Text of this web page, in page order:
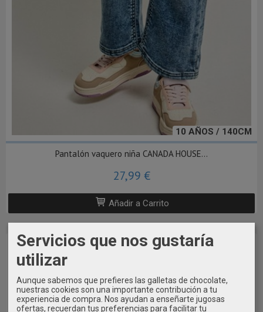
10 AÑOS / 140CM
Pantalón vaquero niña CANADA HOUSE...
27,99 €
Añadir a Carrito
Servicios que nos gustaría
utilizar
Aunque sabemos que prefieres las galletas de chocolate,
nuestras cookies son una importante contribución a tu
experiencia de compra. Nos ayudan a enseñarte jugosas
ofertas, recuerdan tus preferencias para facilitar tu